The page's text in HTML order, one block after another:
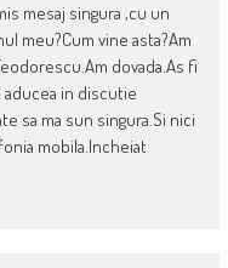
mesaj singura ,cu un
meu?Cum vine asta?Am
dovada.As fi
in discutie
sa ma sun singura.Si nici
mobila.Incheiat